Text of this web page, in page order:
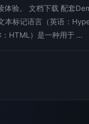
体验。 文档下载 配套
本标记语言（英语：
HTML）是一种用于 ...